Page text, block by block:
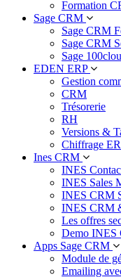
Formation
Sage CRM
Sage CRM
Sage CRM
Sage
EDEN ERP
Gestion
CRM
Trésorerie
RH
Versions &
Chiffrage
Ines CRM
INES
INES Sales
INES CRM
INES CRM
Les offres
Demo INES
Apps Sage CRM
Module de
Emailing